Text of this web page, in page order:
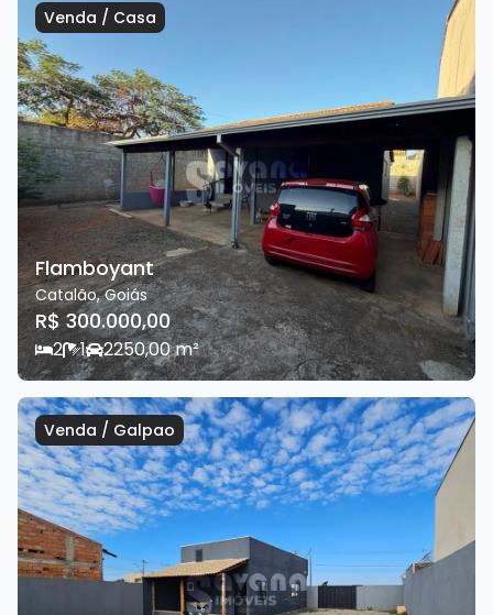
Venda / Casa
Flamboyant
Catalão,Goiás
R$ 300.000,00
2 1 2250,00m²
Venda / Galpao